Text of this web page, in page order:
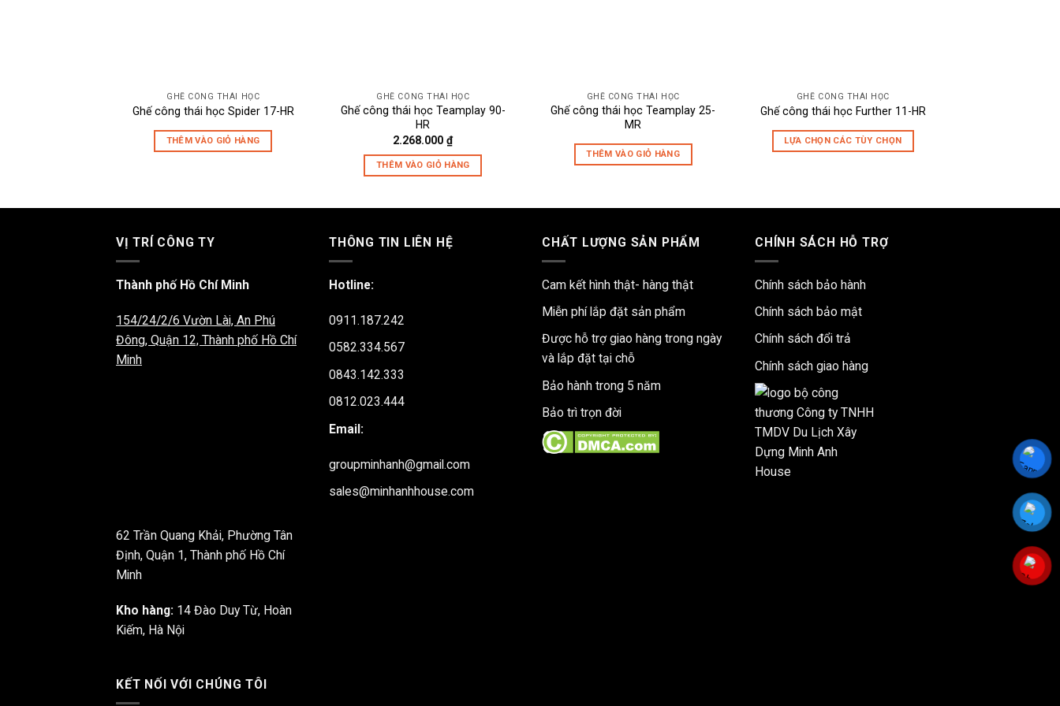
GHẾ CÔNG THÁI HỌC
Ghế công thái học Spider 17-HR
THÊM VÀO GIỎ HÀNG
GHẾ CÔNG THÁI HỌC
Ghế công thái học Teamplay 90-
HR
2.268.000₫
THÊM VÀO GIỎ HÀNG
GHẾ CÔNG THÁI HỌC
Ghế công thái học Teamplay 25-
MR
THÊM VÀO GIỎ HÀNG
GHẾ CÔNG THÁI HỌC
Ghế công thái học Further 11-HR
LỰA CHỌN CÁC TÙY CHỌN
có
biến
Các
chọn
có
được
trang
sản
VỊ TRÍ CÔNG TY
Thành phố Hồ Chí Minh
154/24/2/6 Vườn Lài, An Phú
Đông, Quận 12, Thành phố Hồ Chí
Minh
62 Trần Quang Khải, Phường Tân
Định, Quận 1, Thành phố Hồ Chí
Minh
Kho hàng: 14 Đào Duy Từ, Hoàn
Kiếm, Hà Nội
THÔNG TIN LIÊN HỆ
Hotline:
0911.187.242
0582.334.567
0843.142.333
0812.023.444
Email:
groupminhanh@gmail.com
sales@minhanhhouse.com
CHẤT LƯỢNG SẢN PHẨM
Cam kết hình thật- hàng thật
Miễn phí lắp đặt sản phẩm
Được hỗ trợ giao hàng trong ngày
và lắp đặt tại chỗ
Bảo hành trong 5 năm
Bảo trì trọn đời
CHÍNH SÁCH HỖ TRỢ
Chính sách bảo hành
Chính sách bảo mật
Chính sách đổi trả
Chính sách giao hàng
KẾT NỐI VỚI CHÚNG TÔI